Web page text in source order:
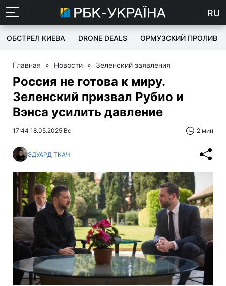
RU
ОБСТРЕЛ КИЕВА DRONE DEALS ОРМУЗСКИЙ ПРОЛИВ
Главная » Новости » Зеленский заявления
Россия не готова к миру.
Зеленский призвал Рубио и
Вэнса усилить давление
17:44 18.05.2025 Вс 2 мин
ЭДУАРД ТКАЧ